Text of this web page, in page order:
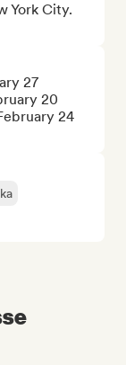
York City.
27
20
24